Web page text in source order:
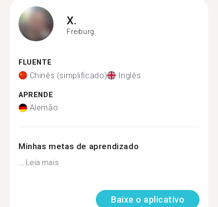
X.
Freiburg
FLUENTE
Chinês (simplificado) Inglês
APRENDE
Alemão
Minhas metas de aprendizado
...Leia mais
Baixe o aplicativo